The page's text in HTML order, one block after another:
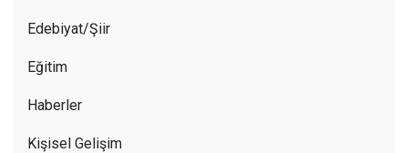
Edebiyat/Şiir
Eğitim
Haberler
Kişisel Gelişim